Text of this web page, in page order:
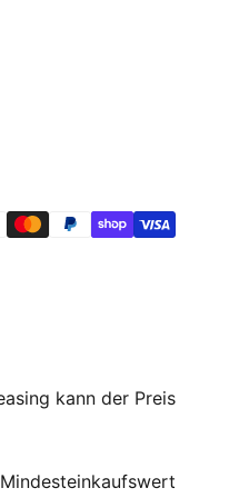
kann der Preis